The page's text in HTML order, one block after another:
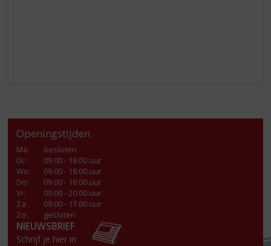
Openingstijden
Ma:
Gesloten
Di:
09.00 - 18.00 uur
Wo:
09.00 - 18.00 uur
Do:
09.00 - 18.00 uur
Vr:
09.00 - 20.00 uur
Za:
09.00 - 17.00 uur
Zo:
gesloten
NIEUWSBRIEF
Schrijf je hier in